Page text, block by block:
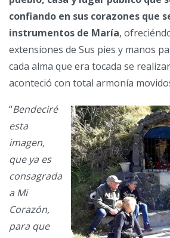
confiando en sus corazones que
instrumentos de María,
extensiones de Sus pies y manos
cada alma que era tocada se
aconteció con total armonía
“Bendeciré
esta
imagen,
que ya es
consagrada
a Mi
Corazón,
para que